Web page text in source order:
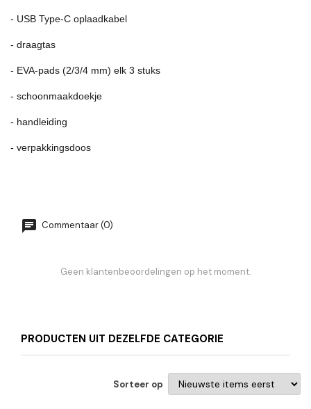
- USB Type-C oplaadkabel
- draagtas
- EVA-pads (2/3/4 mm) elk 3 stuks
- schoonmaakdoekje
- handleiding
- verpakkingsdoos
Commentaar (0)
Geen klantenbeoordelingen op het moment.
PRODUCTEN UIT DEZELFDE CATEGORIE
Sorteer op